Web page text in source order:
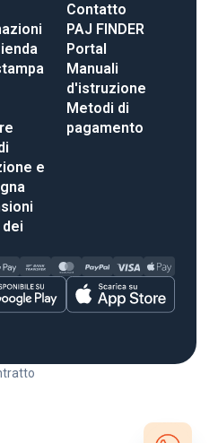
e
Contatto
PAJ FINDER
Portal
Manuali
d'istruzione
Metodi di
pagamento